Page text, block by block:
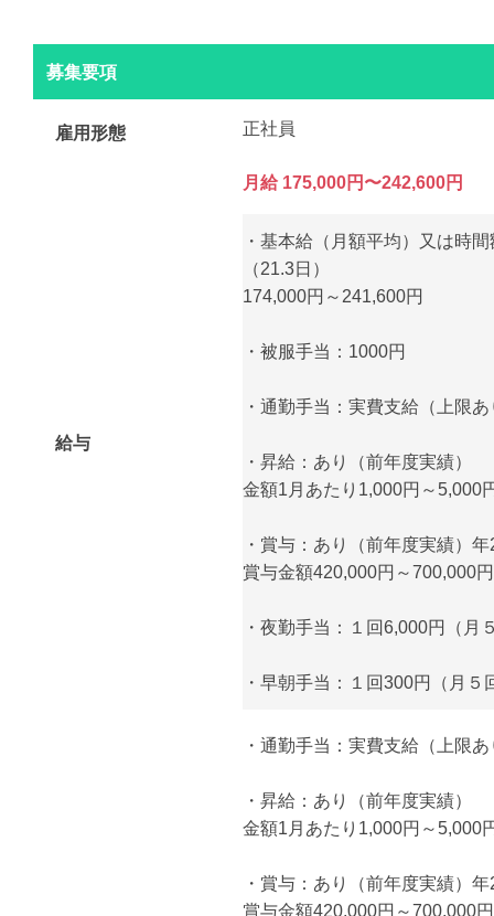
募集要項
雇用形態 正社員
給与
月給 175,000円〜242,600円
・基本給（月額平均）又は時
（21.3日）
174,000円～241,600円
・被服手当：1000円
・通勤手当：実費支給（上限
・昇給：あり（前年度実績）
金額1月あたり1,000円～5,000
・賞与：あり（前年度実績）年
賞与金額420,000円～700,000円
・夜勤手当：１回6,000円（月
・早朝手当：１回300円（月５
・通勤手当：実費支給（上限
・昇給：あり（前年度実績）
金額1月あたり1,000円～5,000
・賞与：あり（前年度実績）年
賞与金額420,000円～700,000円